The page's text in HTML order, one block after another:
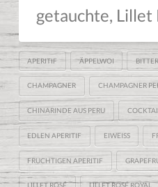
getauchte, Lillet
APERITIF ÄPPELWOI
CHAMPAGNER CHAMPAGNER
CHINARINDE AUS PERU
EDLEN APERITIF EIWEISS
FRUCHTIGEN APERITIF
LILLET ROSÉ LILLET ROSÉ ROYAL